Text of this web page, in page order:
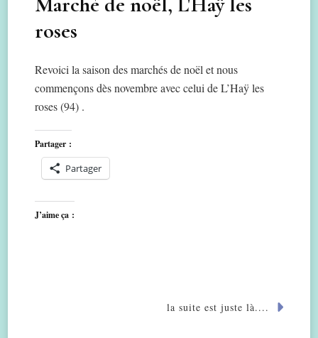
roses
Revoici la saison des marchés de noël et nous
commençons dès novembre avec celui de L’Haÿ les
roses (94) .
Partager :
Partager
J’aime ça :
la suite est juste là....